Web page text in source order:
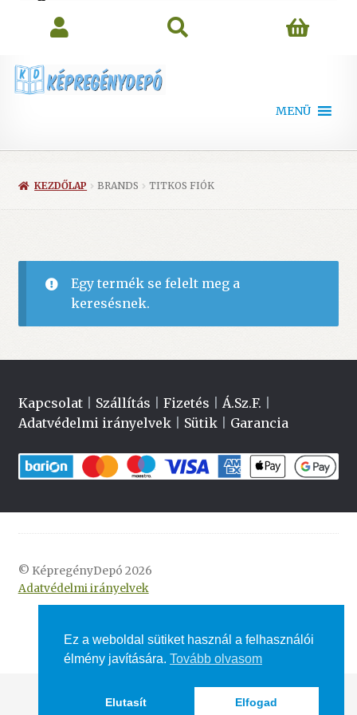
MENÜ
KEZDŐLAP BRANDS TITKOS FIÓK
Egy termék se felelt meg a
keresésnek.
Kapcsolat| Szállítás Fizetés Á.Sz.F.
Adatvédelmi irányelvek| Sütik| Garancia
© KépregényDepó 2026
Adatvédelmi irányelvek
Ez a weboldal sütiket használ a felhasználói
élmény javítására. Tovább olvasom
Elutasít Elfogad